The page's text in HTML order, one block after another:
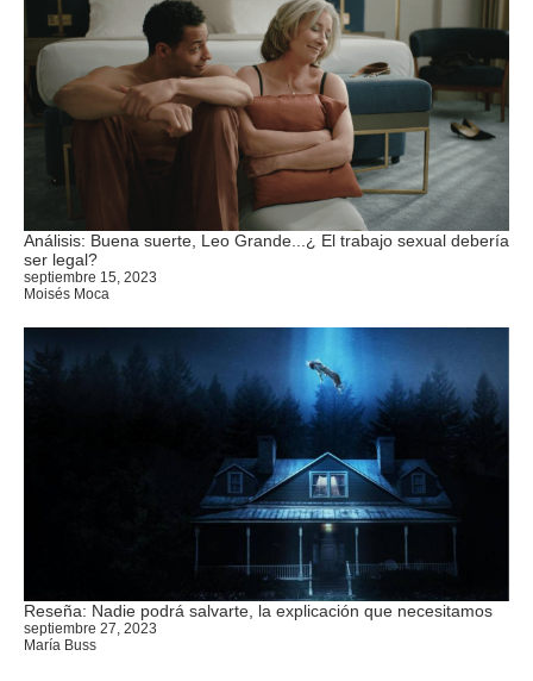
Análisis: Buena suerte, Leo Grande...¿ El trabajo sexual debería
ser legal?
septiembre 15, 2023
Moisés Moca
Reseña: Nadie podrá salvarte, la explicación que necesitamos
septiembre 27, 2023
María Buss